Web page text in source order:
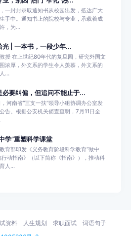
一封封录取通知书从校园出发，抵达广大
手中。通知书上的院校与专业，承载着成
，为...
光 | 一本书，一段少年...
授 在上世纪80年代的复旦园，研究外国文
浓厚，外文系的学生令人羡慕，外文系的
...
必要纠偏，但追问不能止于...
河南省“三支一扶”领导小组协调办公室发
告。根据公安机关侦查查明，7月11日全
学”重塑科学课堂
育部印发《义务教育阶段科学教育“做中
行动指南》（以下简称《指南》），推动科
人...
资料 人生规划 求职面试 词语句子